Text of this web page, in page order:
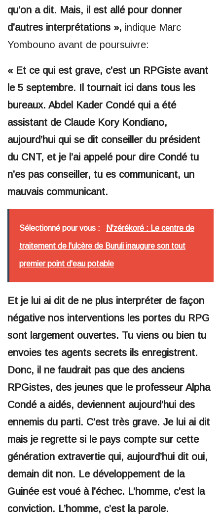
qu’on a dit. Mais, il est allé pour donner
d’autres interprétations », indique Marc
Yombouno avant de poursuivre:
« Et ce qui est grave, c’est un RPGiste avant
le 5 septembre. Il tournait ici dans tous les
bureaux. Abdel Kader Condé qui a été
assistant de Claude Kory Kondiano,
aujourd’hui qui se dit conseiller du président
du CNT, et je l’ai appelé pour dire Condé tu
n’es pas conseiller, tu es communicant, un
mauvais communicant.
Sélectionné pour vous : N'zérékoré : Le centre de
traitement de l'ulcère de Buruli inaugure son tout
premier point d'eau potable
Et je lui ai dit de ne plus interpréter de façon
négative nos interventions les portes du RPG
sont largement ouvertes. Tu viens ou bien tu
envoies tes agents secrets ils enregistrent.
Donc, il ne faudrait pas que des anciens
RPGistes, des jeunes que le professeur Alpha
Condé a aidés, deviennent aujourd’hui des
ennemis du parti. C’est très grave. Je lui ai dit
mais je regrette si le pays compte sur cette
génération extravertie qui, aujourd’hui dit oui,
demain dit non. Le développement de la
Guinée est voué à l’échec. L’homme, c’est la
conviction. L’homme, c’est la parole.